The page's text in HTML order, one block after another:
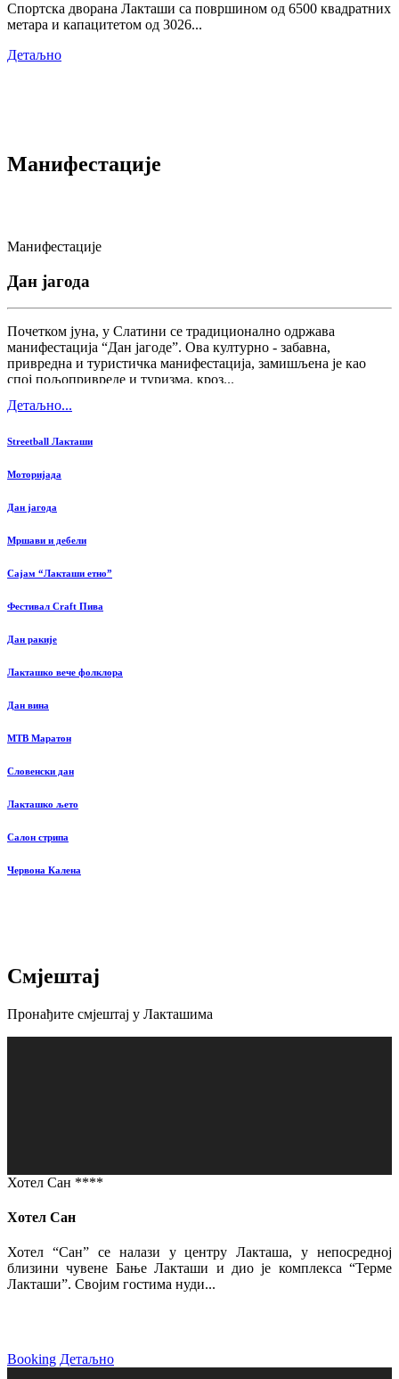
Спортска дворана Лакташи са површином од 6500 квадратних
метара и капацитетом од 3026...
Детаљно
Манифестације
Манифестације
Дан јагода
Почетком јуна, у Слатини се традиционално одржава
манифестација “Дан јагоде”. Ова културно - забавна,
привредна и туристичка манифестација, замишљена је као
спој пољопривреде и туризма, кроз...
Детаљно...
Streetball Лакташи
Моторијада
Дан јагода
Мршави и дебели
Сајам “Лакташи етно”
Фестивал Craft Пива
Дан ракије
Лакташко вече фолклора
Дан вина
MTB Маратон
Словенски дан
Лакташко љето
Салон стрипа
Червона Калена
Смјештај
Пронађите смјештај у Лакташима
Хотел Сан ****
Хотел Сан
Хотел “Сан” се налази у центру Лакташа, у непосредној
близини чувене Бање Лакташи и дио је комплекса “Терме
Лакташи”. Својим гостима нуди...
Booking Детаљно